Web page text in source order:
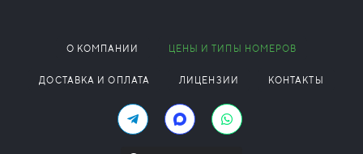
О КОМПАНИИ ЦЕНЫ И ТИПЫ НОМЕРОВ
ДОСТАВКА И ОПЛАТА ЛИЦЕНЗИИ КОНТАКТЫ